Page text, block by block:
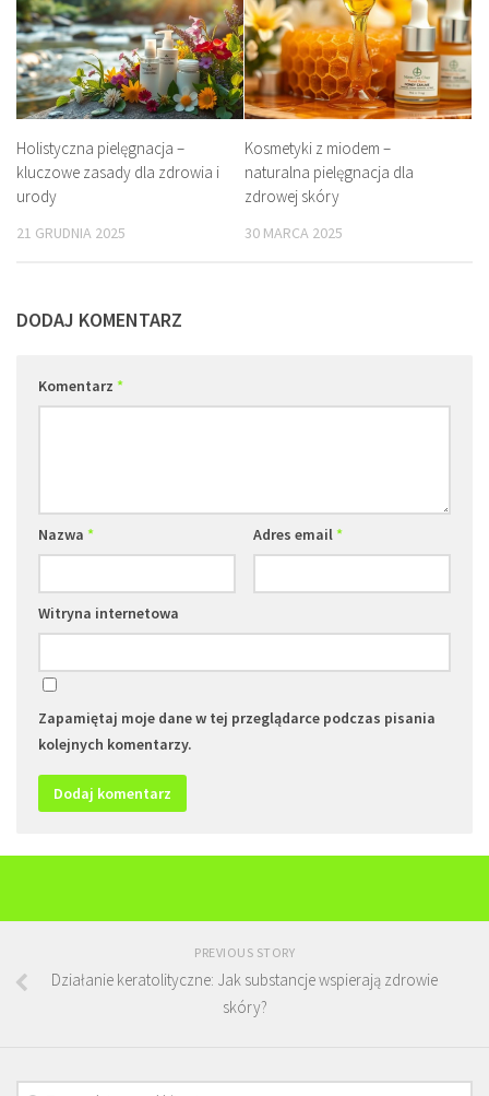
Holistyczna pielęgnacja –
kluczowe zasady dla zdrowia i
urody
21 GRUDNIA 2025
Kosmetyki z miodem –
naturalna pielęgnacja dla
zdrowej skóry
30 MARCA 2025
DODAJ KOMENTARZ
Komentarz *
Nazwa * Adres email*
Witryna internetowa
Zapamiętaj moje dane w tej przeglądarce podczas pisania
kolejnych komentarzy.
PREVIOUS STORY
Działanie keratolityczne: Jak substancje wspierają zdrowie
skóry?